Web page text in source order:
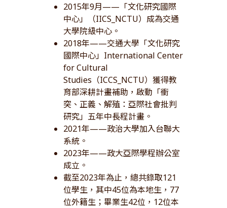
2015年9月——「文化研究國際
中心」（IICS_NCTU）成為交通
大學院級中心。
2018年——交通大學「文化研究
國際中心」International Center
for Cultural
Studies（ICCS_NCTU）獲得教
育部深耕計畫補助，啟動「衝
突、正義、解殖：亞際社會批判
研究」五年中長程計畫。
2021年——政治大學加入台聯大
系統。
2023年——政大亞際學程辦公室
成立。
截至2023年為止，總共錄取121
位學生，其中45位為本地生，77
位外籍生；畢業生42位，12位本